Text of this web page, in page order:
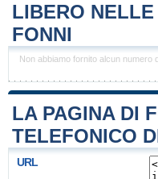
LIBERO
FONNI
Non abbiamo fornito alcun numero
LA PAGINA DI
TELEFONICO
URL